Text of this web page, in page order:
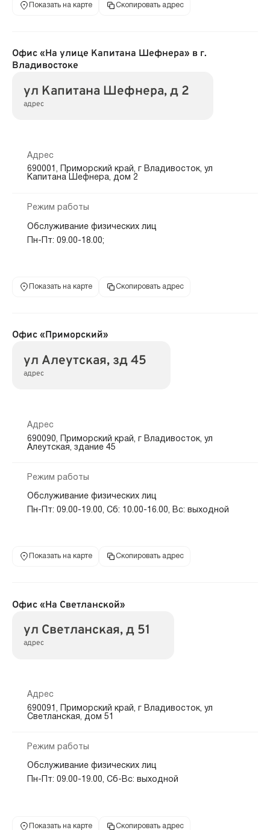
Показать на карте Скопировать адрес
Офис «На улице Капитана Шефнера» в г.
Владивостоке
ул Капитана Шефнера, д 2
адрес
Адрес
690001, Приморский край, г Владивосток, ул
Капитана Шефнера, дом 2
Режим работы
Обслуживание физических лиц
Пн-Пт: 09.00-18.00;
Показать на карте Скопировать адрес
Офис «Приморский»
ул Алеутская, зд 45
адрес
Адрес
690090, Приморский край, г Владивосток, ул
Алеутская, здание 45
Режим работы
Обслуживание физических лиц
Пн-Пт: 09.00-19.00, Сб: 10.00-16.00, Вс: выходной
Показать на карте Скопировать адрес
Офис «На Светланской»
ул Светланская, д 51
адрес
Адрес
690091, Приморский край, г Владивосток, ул
Светланская, дом 51
Режим работы
Обслуживание физических лиц
Пн-Пт: 09.00-19.00, Сб-Вс: выходной
Показать на карте Скопировать адрес